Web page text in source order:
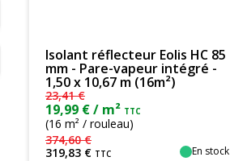
Isolant réflecteur Eolis HC 85
mm - Pare-vapeur intégré -
1,50 x 10,67 m (16m²)
23,41€
19,99 € / m² TTC
(16 m² / rouleau)
374,60€
319,83 € TTC En stock